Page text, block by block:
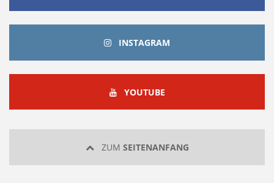
INSTAGRAM
YOUTUBEYOUTUBE
ZUM SEITENANFANG